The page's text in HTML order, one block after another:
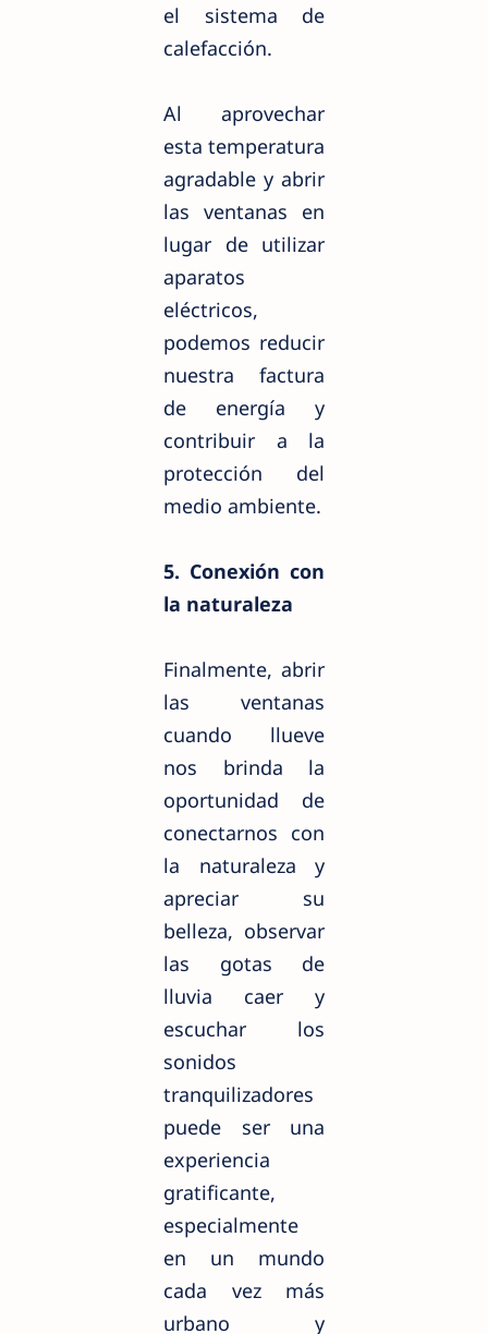
el sistema de
calefacción.
Al aprovechar
esta temperatura
agradable y abrir
las ventanas en
lugar de utilizar
aparatos
eléctricos,
podemos reducir
nuestra factura
de energía y
contribuir a la
protección del
medio ambiente.
5. Conexión con
la naturaleza
Finalmente, abrir
las ventanas
cuando llueve
nos brinda la
oportunidad de
conectarnos con
la naturaleza y
apreciar su
belleza, observar
las gotas de
lluvia caer y
escuchar los
sonidos
tranquilizadores
puede ser una
experiencia
gratificante,
especialmente
en un mundo
cada vez más
urbano y